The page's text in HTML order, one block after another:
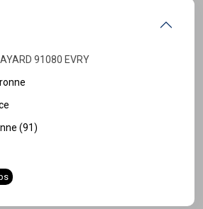
91080 EVRY
(91)